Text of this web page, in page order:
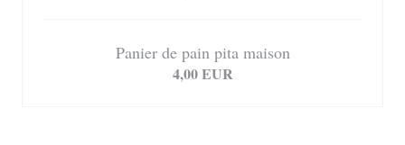
Panier de pain pita maison
4,00 EUR